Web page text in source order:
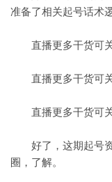
准备了相关起号话术
直播更多干货可关
直播更多干货可关
直播更多干货可关
好了，这期起号资
圈，了解。